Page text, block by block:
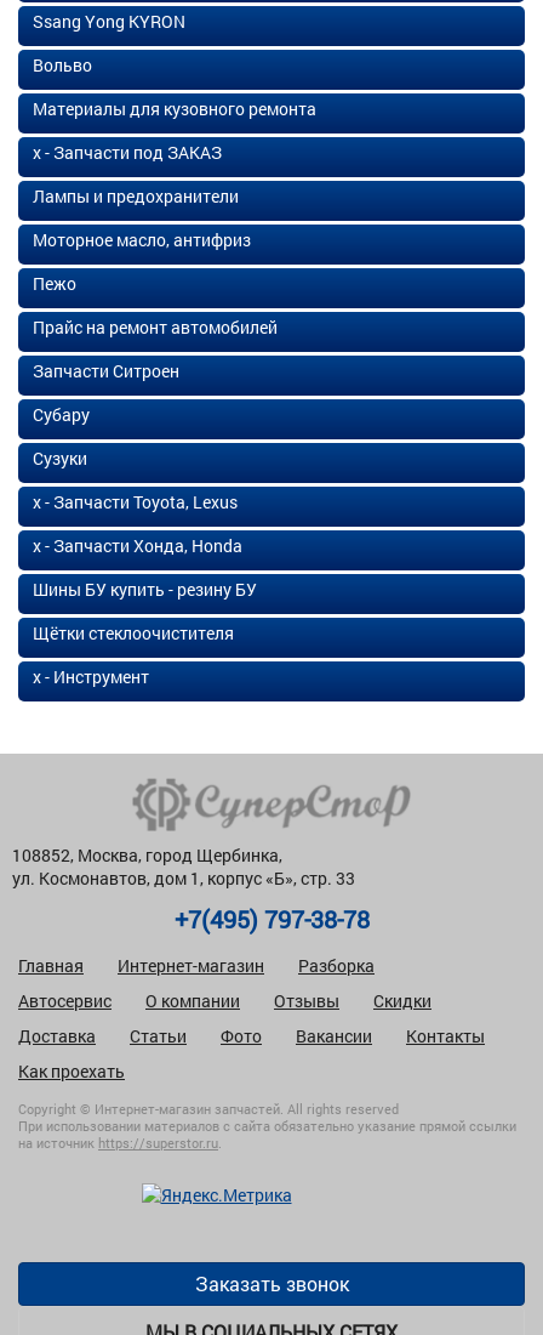
Ssang Yong KYRON
Вольво
Материалы для кузовного ремонта
х - Запчасти под ЗАКАЗ
Лампы и предохранители
Моторное масло, антифриз
Пежо
Прайс на ремонт автомобилей
Запчасти Ситроен
Субару
Сузуки
х - Запчасти Toyota, Lexus
х - Запчасти Хонда, Honda
Шины БУ купить - резину БУ
Щётки стеклоочистителя
х - Инструмент
108852, Москва, город Щербинка,
ул. Космонавтов, дом 1, корпус «Б», стр. 33
+7(495) 797-38-78
Главная Интернет-магазин
Разборка
Автосервис
О компании Отзывы
Скидки
Доставка
Статьи Фото Вакансии
Контакты
Как проехать
Copyright © Интернет-магазин запчастей. All rights reserved
При использовании материалов с сайта обязательно указание прямой ссылки
на источник https://superstor.ru
Заказать звонок